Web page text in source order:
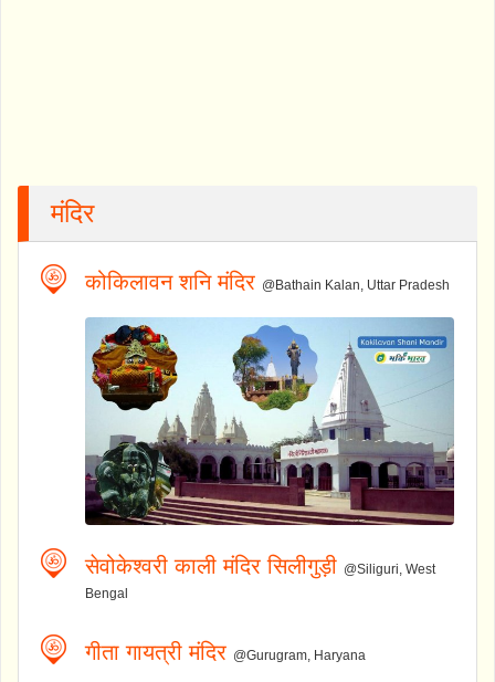
मंदिर
कोकिलावन शनि मंदिर @Bathain Kalan, Uttar Pradesh
सेवोकेश्वरी काली मंदिर सिलीगुड़ी @Siliguri, West
Bengal
गीता गायत्री मंदिर @Gurugram, Haryana